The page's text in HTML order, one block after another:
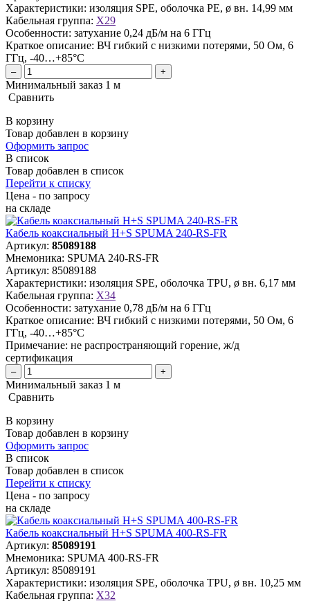
Характеристики: изоляция SPE, оболочка PE, ø вн. 14,99 мм
Кабельная группа: X29
Особенности: затухание 0,24 дБ/м на 6 ГГц
Краткое описание: ВЧ гибкий с низкими потерями, 50 Ом, 6
ГГц, -40…+85°C
– +
Минимальный заказ 1 м
Сравнить
В корзину
Товар добавлен в корзину
Оформить запрос
В список
Товар добавлен в список
Перейти к списку
Цена - по запросу
на складе
Кабель коаксиальный H+S SPUMA 240-RS-FR
Артикул: 85089188
Мнемоника: SPUMA 240-RS-FR
Артикул: 85089188
Характеристики: изоляция SPE, оболочка TPU, ø вн. 6,17 мм
Кабельная группа: X34
Особенности: затухание 0,78 дБ/м на 6 ГГц
Краткое описание: ВЧ гибкий с низкими потерями, 50 Ом, 6
ГГц, -40…+85°C
Примечание: не распространяющий горение, ж/д
сертификация
– +
Минимальный заказ 1 м
Сравнить
В корзину
Товар добавлен в корзину
Оформить запрос
В список
Товар добавлен в список
Перейти к списку
Цена - по запросу
на складе
Кабель коаксиальный H+S SPUMA 400-RS-FR
Артикул: 85089191
Мнемоника: SPUMA 400-RS-FR
Артикул: 85089191
Характеристики: изоляция SPE, оболочка TPU, ø вн. 10,25 мм
Кабельная группа: X32